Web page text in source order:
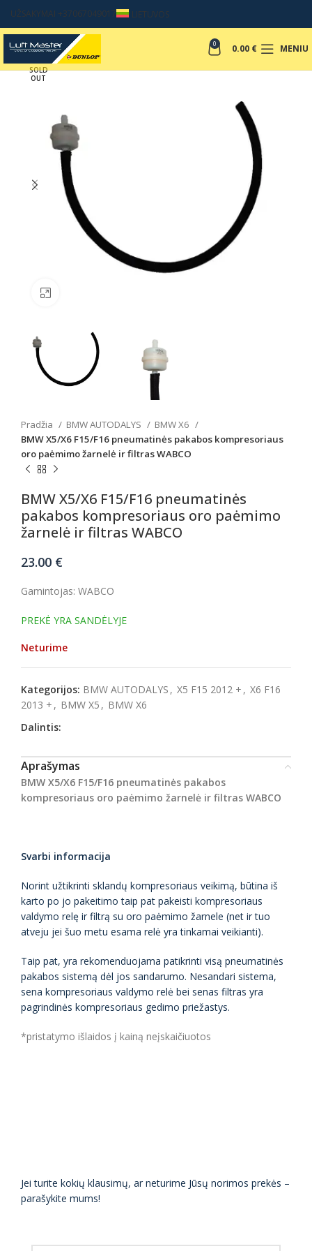
UŽSAKYMAI +37067049017 LIETUVOS
0 0.00 € MENIU
SOLD
OUT
Pradžia BMW AUTODALYS
BMW X6
BMW X5/X6 F15/F16 pneumatinės pakabos kompresoriaus
oro paėmimo žarnelė ir filtras WABCO
BMW X5/X6 F15/F16 pneumatinės
pakabos kompresoriaus oro paėmimo
žarnelė ir filtras WABCO
23.00 €
Gamintojas: WABCO
PREKĖ YRA SANDĖLYJE
Neturime
Kategorijos: BMW AUTODALYS , X5 F15 2012 + , X6 F16
2013 + , BMW X5 , BMW X6
Dalintis:
Aprašymas
BMW X5/X6 F15/F16 pneumatinės pakabos
kompresoriaus oro paėmimo žarnelė ir filtras WABCO
Svarbi informacija
Norint užtikrinti sklandų kompresoriaus veikimą, būtina iš
karto po jo pakeitimo taip pat pakeisti kompresoriaus
valdymo relę ir filtrą su oro paėmimo žarnele (net ir tuo
atveju jei šuo metu esama relė yra tinkamai veikianti).
Taip pat, yra rekomenduojama patikrinti visą pneumatinės
pakabos sistemą dėl jos sandarumo. Nesandari sistema,
sena kompresoriaus valdymo relė bei senas filtras yra
pagrindinės kompresoriaus gedimo priežastys.
*pristatymo išlaidos į kainą neįskaičiuotos
Jei turite kokių klausimų, ar neturime Jūsų norimos prekės –
parašykite mums!